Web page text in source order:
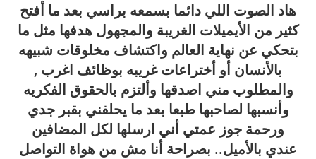
هاد الصوت اللي دائما بسمعه براسي بعد ما أفتح
كثير من الأيميلات الغريبة والمجهول هدفها مثل ما
بتحكي عن نهاية العالم واكتشاف مخلوقات شبيهه
بالأنسان أو أختراعات غريبه بوظائف اغرب ,
والمطلوب مني اصدقها وألتزم بالحقوق الفكريه
وأنسبها لصاحبها طبعا بعد ما يحلفني بقبر جدي
ورحمة جوز عمتي أني ارسلها لكل المضافين
عندي بالأميل.. بصراحة أنا مش من هواة التواصل